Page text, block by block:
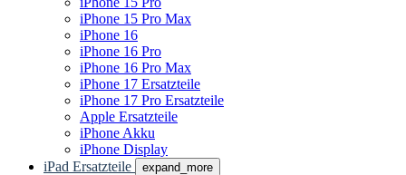
iPhone 15 Pro Max
iPhone 16
iPhone 16 Pro
iPhone 16 Pro Max
iPhone 17 Ersatzteile
iPhone 17 Pro Ersatzteile
Apple Ersatzteile
iPhone Akku
iPhone Display
iPad Ersatzteile
expand_more